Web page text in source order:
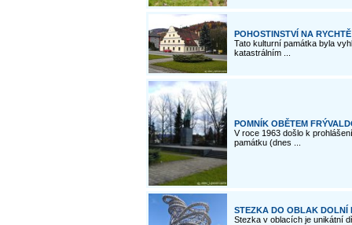
POHOSTINSTVÍ NA
Tato kulturní památka byla
katastrálním ...
POMNÍK OBĚTEM
V roce 1963 došlo k
památku (dnes ...
STEZKA DO OBLAK DOLNÍ
Stezka v oblacích je unikátní